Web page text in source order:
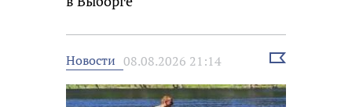
Новости 08.08.2026 21:14
Выбрать